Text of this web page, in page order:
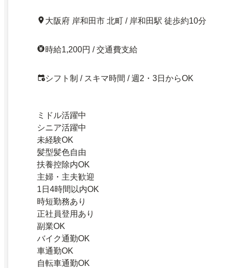
大阪府 岸和田市 北町 / 岸和田駅 徒歩約10分
時給1,200円 / 交通費支給
シフト制 / スキマ時間 / 週2・3日からOK
ミドル活躍中
シニア活躍中
未経験OK
髪型髪色自由
扶養控除内OK
主婦・主夫歓迎
1日4時間以内OK
時短勤務あり
正社員登用あり
副業OK
バイク通勤OK
車通勤OK
自転車通勤OK